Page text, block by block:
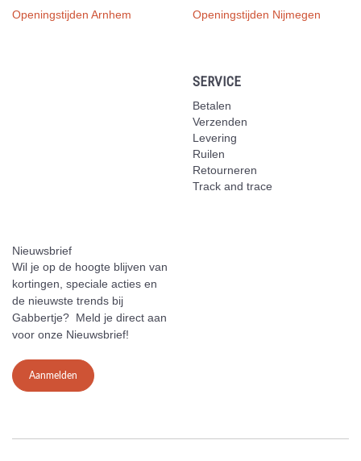
Openingstijden Arnhem Openingstijden Nijmegen
SERVICE
Betalen
Verzenden
Levering
Ruilen
Retourneren
Track and trace
Nieuwsbrief
Wil je op de hoogte blijven van
kortingen, speciale acties en
de nieuwste trends bij
Gabbertje? Meld je direct aan
voor onze Nieuwsbrief!
Aanmelden